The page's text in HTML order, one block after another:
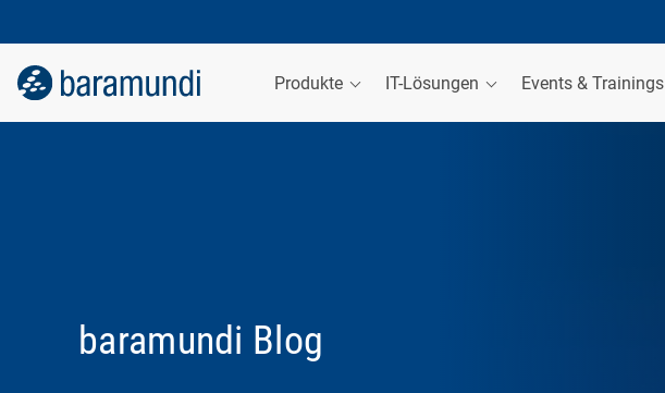
Produkte IT-Lösungen Events & Trainings
baramundi Blog